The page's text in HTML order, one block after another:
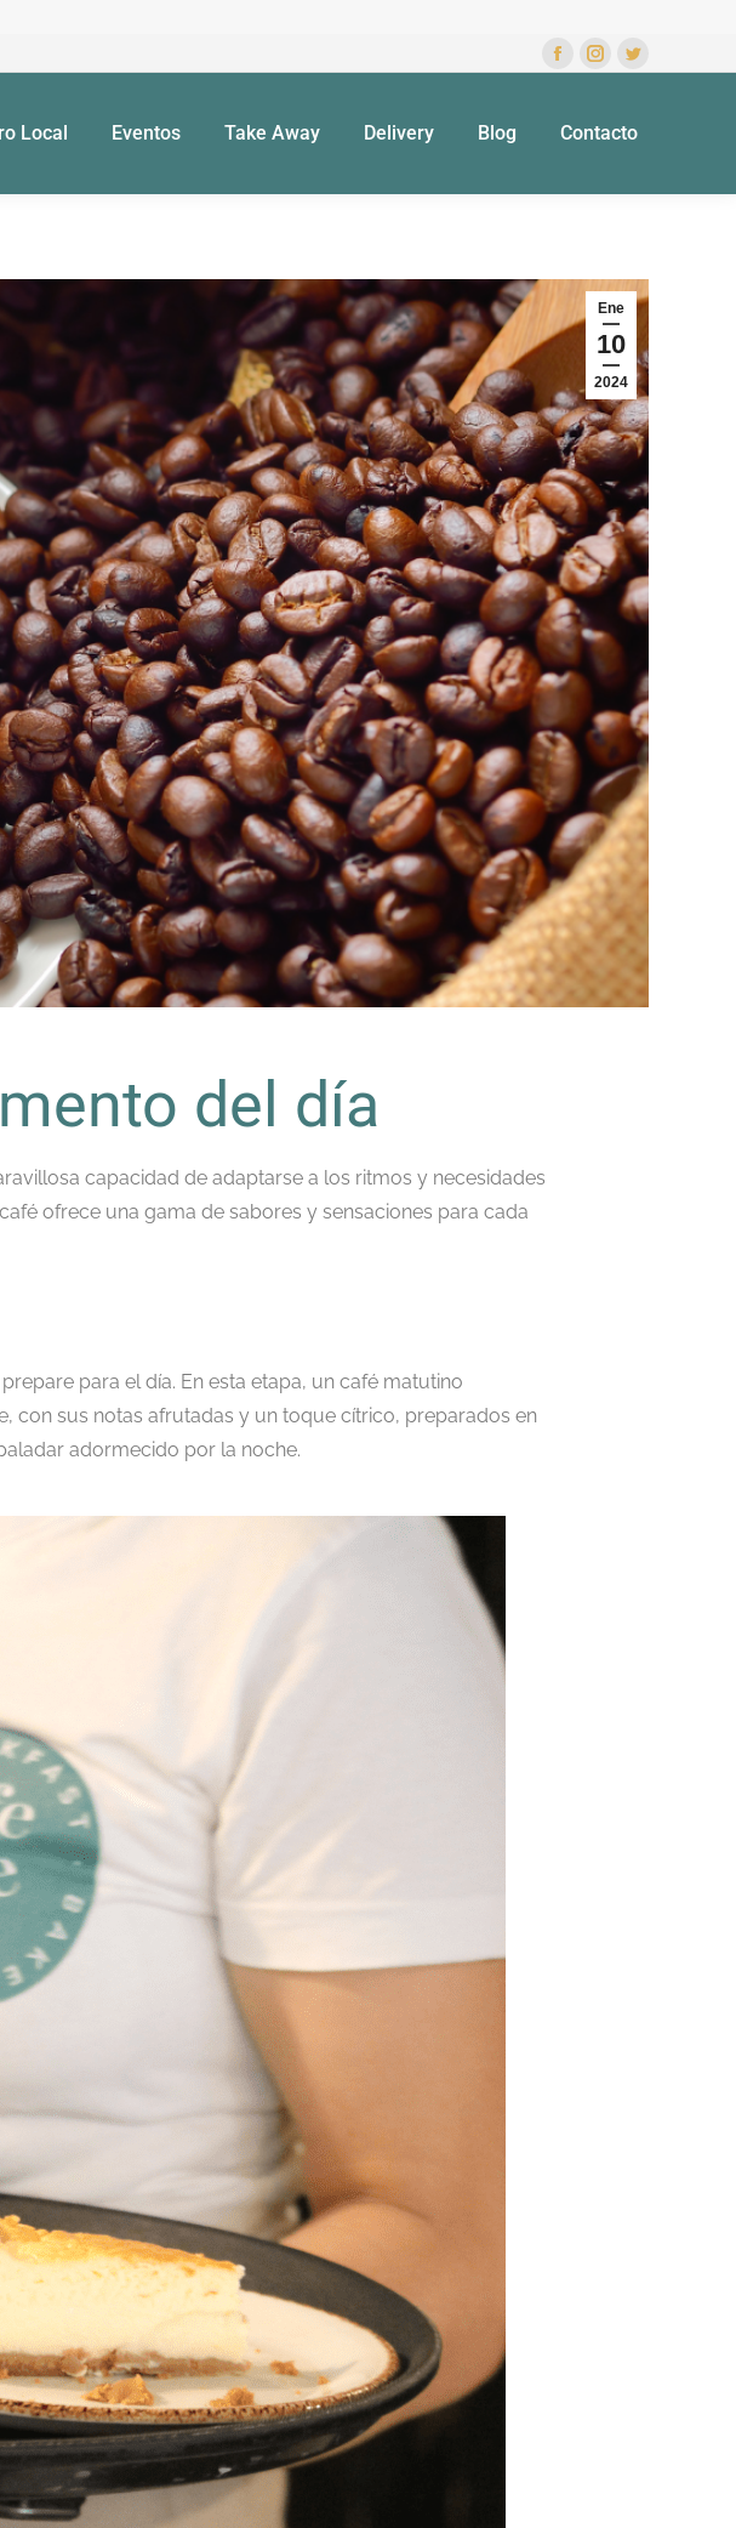
Local Eventos Take Away Delivery Blog Contacto
Ene
10
2024
del día
capacidad de adaptarse a los ritmos y necesidades
ofrece una gama de sabores y sensaciones para cada
para el día. En esta etapa, un café matutino
con sus notas afrutadas y un toque cítrico, preparados en
adormecido por la noche.